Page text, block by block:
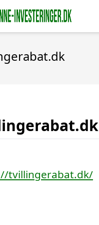
tvillingerabat.dk/